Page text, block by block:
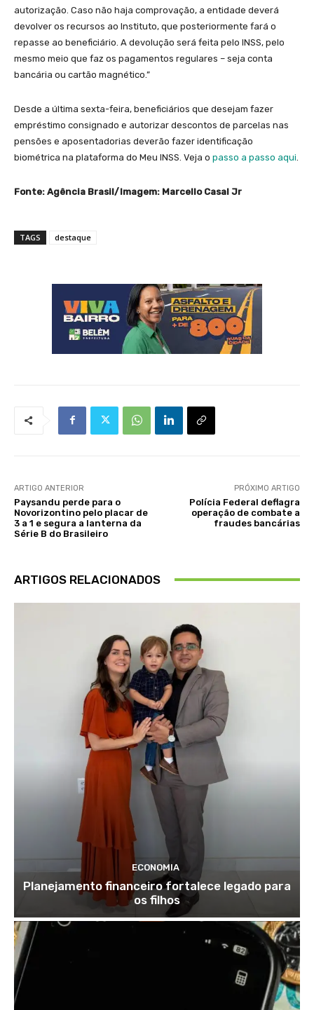
autorização. Caso não haja comprovação, a entidade deverá
devolver os recursos ao Instituto, que posteriormente fará o
repasse ao beneficiário. A devolução será feita pelo INSS, pelo
mesmo meio que faz os pagamentos regulares – seja conta
bancária ou cartão magnético.”
Desde a última sexta-feira, beneficiários que desejam fazer
empréstimo consignado e autorizar descontos de parcelas nas
pensões e aposentadorias deverão fazer identificação
biométrica na plataforma do Meu INSS. Veja o passo a passo aqui
Fonte: Agência Brasil/Imagem: Marcello Casal Jr
TAGS destaque
ARTIGO ANTERIOR
Paysandu perde para o
Novorizontino pelo placar de
3 a 1 e segura a lanterna da
Série B do Brasileiro
PRÓXIMO ARTIGO
Polícia Federal deflagra
operação de combate a
fraudes bancárias
ARTIGOS RELACIONADOS
ECONOMIA
Planejamento financeiro fortalece legado para
os filhos